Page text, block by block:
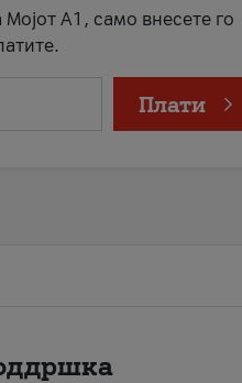
Мојот А1, само внесете го
Плати